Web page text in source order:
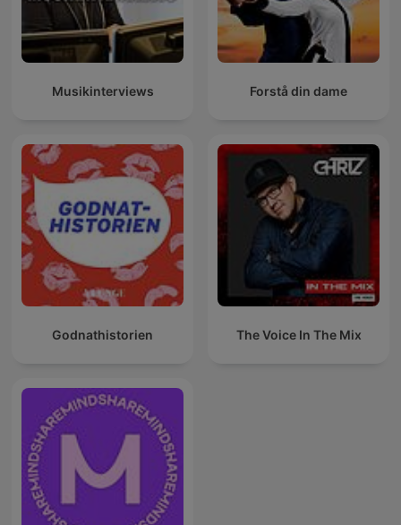
Musikinterviews Forstå din dame
Godnathistorien The Voice In The Mix